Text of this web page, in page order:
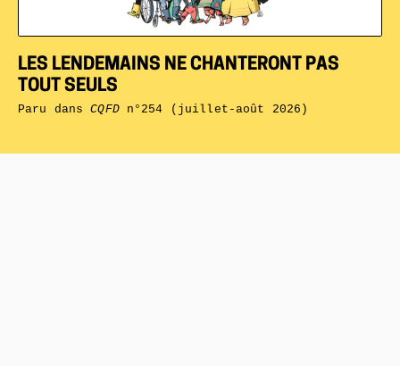
LES LENDEMAINS NE CHANTERONT PAS
TOUT SEULS
Paru dansCQFDn°254 (juillet-août 2026)